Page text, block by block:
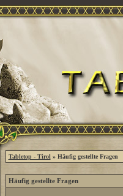
Tabletop - Tirol » Häufig gestellte Fragen
Häufig gestellte Fragen